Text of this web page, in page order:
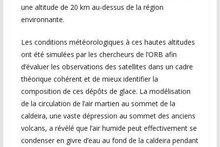
une altitude de 20 km au-dessus de la région
environnante.
Les conditions météorologiques à ces hautes altitudes
ont été simulées par les chercheurs de l’ORB afin
d’évaluer les observations des satellites dans un cadre
théorique cohérent et de mieux identifier la
composition de ces dépôts de glace. La modélisation
de la circulation de l’air martien au sommet de la
caldeira, une vaste dépression au sommet des anciens
volcans, a révélé que l’air humide peut effectivement se
condenser en givre d’eau au fond de la caldeira pendant